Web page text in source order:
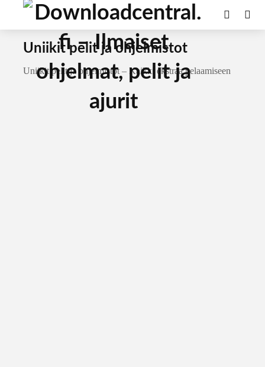
Uniikit pelit ja ohjelmistot
Uniikit pelit ja ohjelmistot – Kaikki ekstraa pelaamiseen